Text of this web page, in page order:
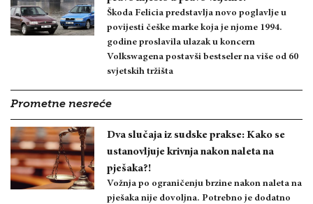
Škoda Felicia predstavlja novo poglavlje u
povijesti češke marke koja je njome 1994.
godine proslavila ulazak u koncern
Volkswagena postavši bestseler na više od 60
svjetskih tržišta
Prometne nesreće
Dva slučaja iz sudske prakse: Kako se
ustanovljuje krivnja nakon naleta na
pješaka?!
Vožnja po ograničenju brzine nakon naleta na
pješaka nije dovoljna. Potrebno je dodatno